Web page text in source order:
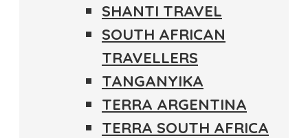
SHANTI TRAVEL
SOUTH AFRICAN
TRAVELLERS
TANGANYIKA
TERRA ARGENTINA
TERRA SOUTH AFRICA